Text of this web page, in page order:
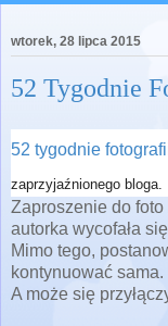
wtorek, 28 lipca 2015
52 Tygodnie
52 tygodnie
zaprzyjaźnionego bloga.
Zaproszenie do
autorka wycofała
Mimo tego,
kontynuować sama.
A może się